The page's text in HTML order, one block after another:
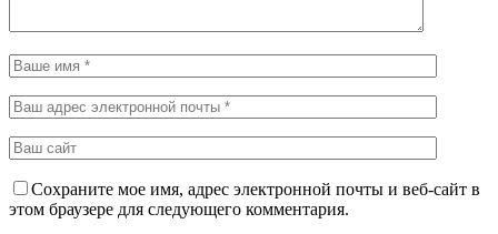
Сохраните мое имя, адрес электронной почты и веб-сайт в
этом браузере для следующего комментария.